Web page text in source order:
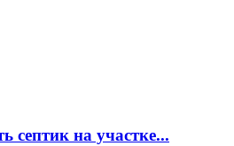
септик на участке...